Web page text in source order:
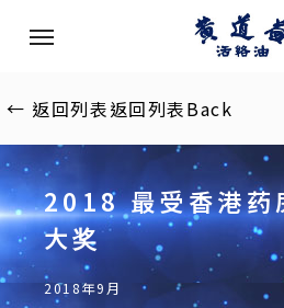
content
Menu
← 返回列表返回列表Back
2018 最受香港药
大奖
2018年9月